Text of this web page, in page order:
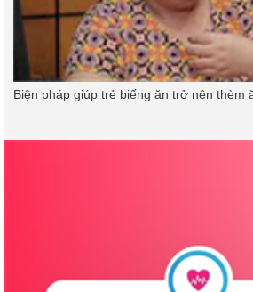
Biện pháp giúp trẻ biếng ăn trở nên thèm